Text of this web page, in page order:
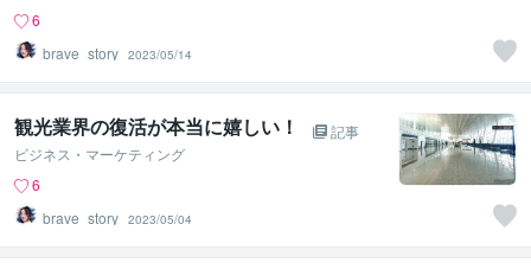
6
brave_story 2023/05/14
観光業界の復活が本当に嬉しい！
記事
ビジネス・マーケティング
6
brave_story 2023/05/04